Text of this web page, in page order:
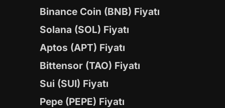
Binance Coin (BNB) Fiyatı
Solana (SOL) Fiyatı
Aptos (APT) Fiyatı
Bittensor (TAO) Fiyatı
Sui (SUI) Fiyatı
Pepe (PEPE) Fiyatı